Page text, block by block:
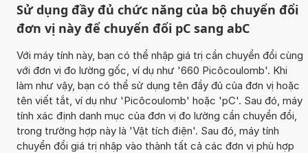
Sử dụng đầy đủ chức năng của bộ chuyển đổi
đơn vị này để chuyển đổi pC sang abC
Với máy tính này, bạn có thể nhập giá trị cần chuyển đổi cùng
với đơn vị đo lường gốc, ví dụ như '660 Picôcoulomb'. Khi
làm như vậy, bạn có thể sử dụng tên đầy đủ của đơn vị hoặc
tên viết tắt, ví dụ như 'Picôcoulomb' hoặc 'pC'. Sau đó, máy
tính xác định danh mục của đơn vị đo lường cần chuyển đổi,
trong trường hợp này là 'Vật tích điện'. Sau đó, máy tính
chuyển đổi giá trị nhập vào thành tất cả các đơn vị phù hợp